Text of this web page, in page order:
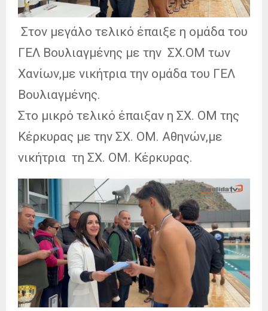
Στον μεγάλο τελικό έπαιξε η ομάδα του
ΓΕΛ Βουλιαγμένης με την ΣΧ.ΟΜ των
Χανίων,με νικήτρια την ομάδα του ΓΕΛ
Βουλιαγμένης.
Στο μικρό τελικό έπαιξαν η ΣΧ. ΟΜ της
Κέρκυρας με την ΣΧ. ΟΜ. Αθηνών,με
νικήτρια τη ΣΧ. ΟΜ. Κέρκυρας.